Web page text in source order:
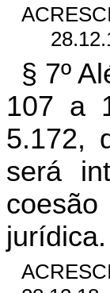
§ 7º
107 a
5.172,
será
jurídica.